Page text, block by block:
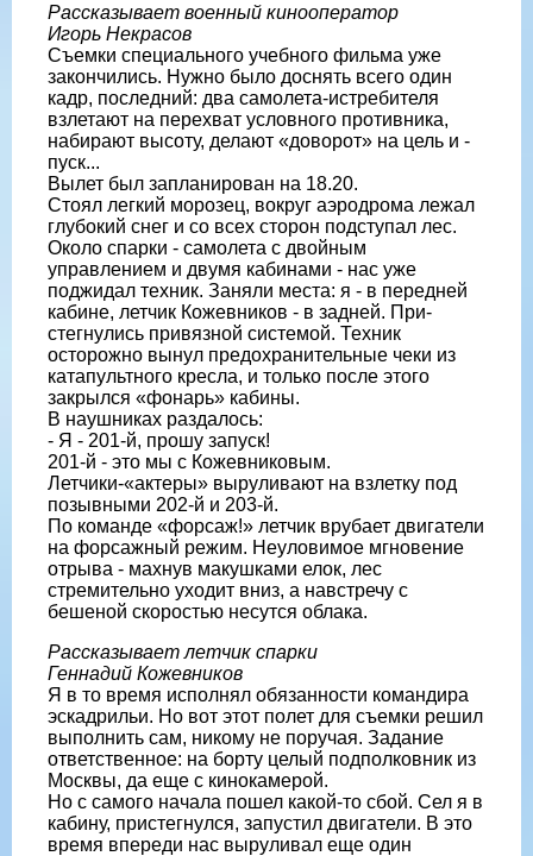
Рассказывает военный кинооператор
Игорь Некрасов
Съемки специального учебного фильма уже
закончились. Нужно было доснять всего один
кадр, последний: два самоле­та-истребителя
взлетают на перехват ус­ловного противника,
набирают высоту, делают «доворот» на цель и -
пуск...
Вылет был запланирован на 18.20.
Стоял легкий морозец, вокруг аэро­дрома лежал
глубокий снег и со всех сто­рон подступал лес.
Около спарки - са­молета с двойным
управлением и двумя кабинами - нас уже
поджидал техник. Заняли места: я - в передней
кабине, летчик Кожевников - в задней. При­
стегнулись привязной системой. Техник
осторожно вынул предохранительные чеки из
катапультного кресла, и только после этого
закрылся «фонарь» кабины.
В наушниках раздалось:
- Я - 201-й, прошу запуск!
201-й - это мы с Кожевниковым.
Летчики-«актеры» выруливают на взлетку под
позывными 202-й и 203-й.
По команде «форсаж!» летчик вруба­ет двигатели
на форсажный режим. Не­уловимое мгновение
отрыва - махнув макушками елок, лес
стремительно ухо­дит вниз, а навстречу с
бешеной скоро­стью несутся облака.
Рассказывает летчик спарки
Геннадий Кожевников
Я в то время исполнял обязанности ко­мандира
эскадрильи. Но вот этот полет для съемки решил
выполнить сам, нико­му не поручая. Задание
ответственное: на борту целый подполковник из
Москвы, да еще с кинокамерой.
Но с самого начала пошел какой-то сбой. Сел я в
кабину, пристегнулся, за­пустил двигатели. В это
время впереди нас выруливал еще один